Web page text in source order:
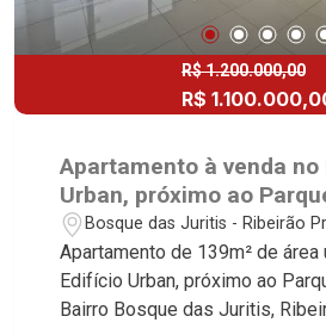
Quintessence, Liber
Sul, Tapuias Residencial,
Civitas, Apogeo, Frankfurt,
Robespierre, Cedro,
Solo, Cambuí, Philadelphia,
Étienne, Monet, Rembrandt,
Quebec, Blue Note, Noruega,
Via Frattina e Triomphe. Avenida João Fiúsa, 1051
- Alto da Boa Vista | Ribeirão
R$ 1.200.000,00
R$
Apartamento à venda
Urban, próximo ao
- Ribeirão Preto/SP.
Bosque das Juritis - Ribeirão
Apartamento de 139m² de área
Edifício Urban, próximo ao
Bairro Bosque das Juritis,